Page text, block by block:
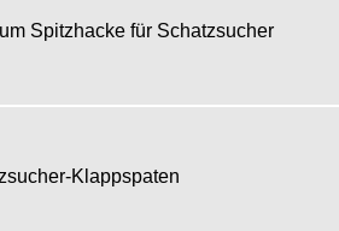
Spitzhacke für Schatzsucher
Klappspaten